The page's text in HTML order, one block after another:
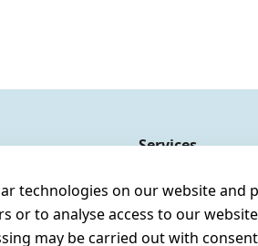
technologies on our website
or to analyse access to our
may be carried out with
Services
Register